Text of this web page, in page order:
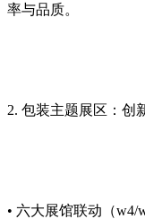
率与品质。
2. 包装主题展区：创
• 六大展馆联动（w4/